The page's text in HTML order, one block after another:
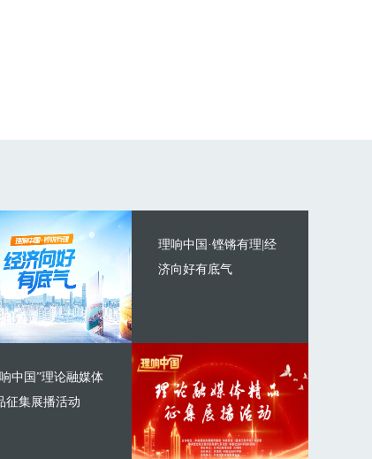
理响中国·铿锵有理|经
济向好有底气
中国”理论融媒体
征集展播活动